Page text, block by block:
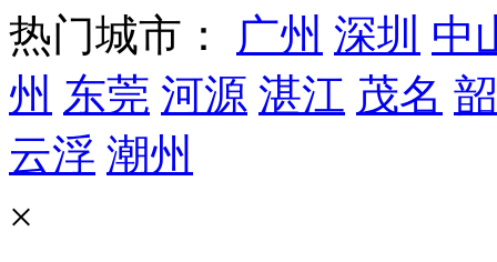
热门城市：
广州 深圳 中
州 东莞 河源 湛江 茂名
云浮 潮州
×